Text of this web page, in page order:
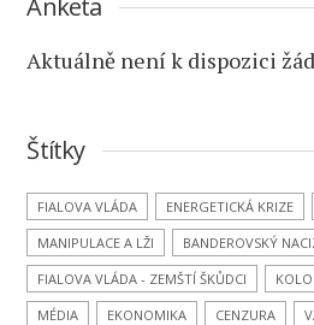
Aktuálně není k dispozici
Štítky
FIALOVA VLÁDA ENERGETICKÁ KRIZE
MANIPULACE A LŽI
BANDEROVSKÝ
FIALOVA VLÁDA - ZEMŠTÍ ŠKŮDCI
MÉDIA
EKONOMIKA CENZURA